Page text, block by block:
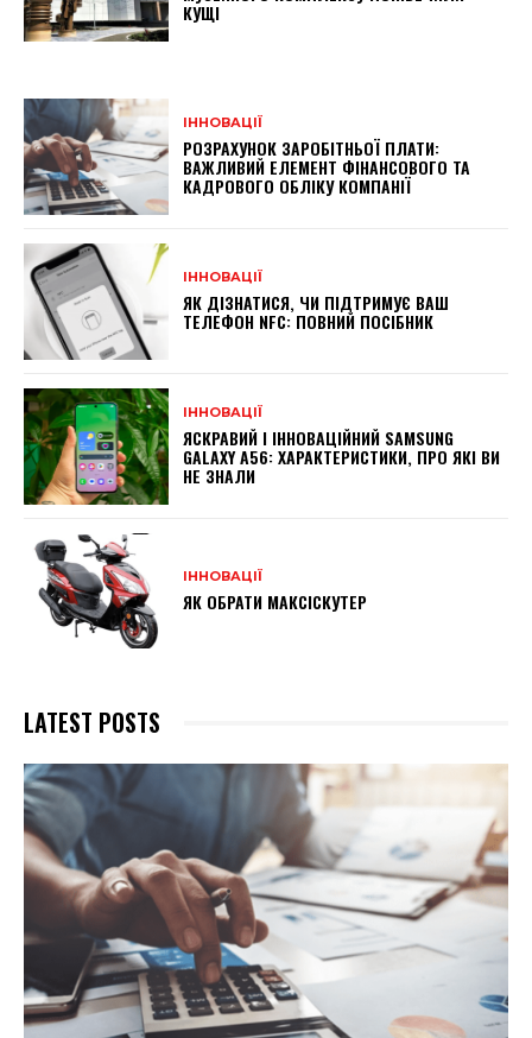
КУЩІ
ІННОВАЦІЇ
РОЗРАХУНОК ЗАРОБІТНЬОЇ ПЛАТИ:
ВАЖЛИВИЙ ЕЛЕМЕНТ ФІНАНСОВОГО ТА
КАДРОВОГО ОБЛІКУ КОМПАНІЇ
ІННОВАЦІЇ
ЯК ДІЗНАТИСЯ, ЧИ ПІДТРИМУЄ ВАШ
ТЕЛЕФОН NFC: ПОВНИЙ ПОСІБНИК
ІННОВАЦІЇ
ЯСКРАВИЙ І ІННОВАЦІЙНИЙ SAMSUNG
GALAXY A56: ХАРАКТЕРИСТИКИ, ПРО ЯКІ ВИ
НЕ ЗНАЛИ
ІННОВАЦІЇ
ЯК ОБРАТИ МАКСІСКУТЕР
LATEST POSTS